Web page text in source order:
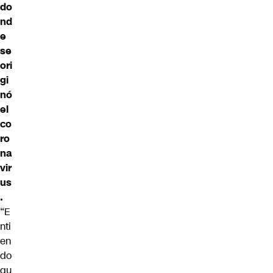
do
nd
e
se
ori
gi
nó
el
co
ro
na
vir
us
.
“E
nti
en
do
qu